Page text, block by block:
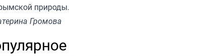
природы.
Громова